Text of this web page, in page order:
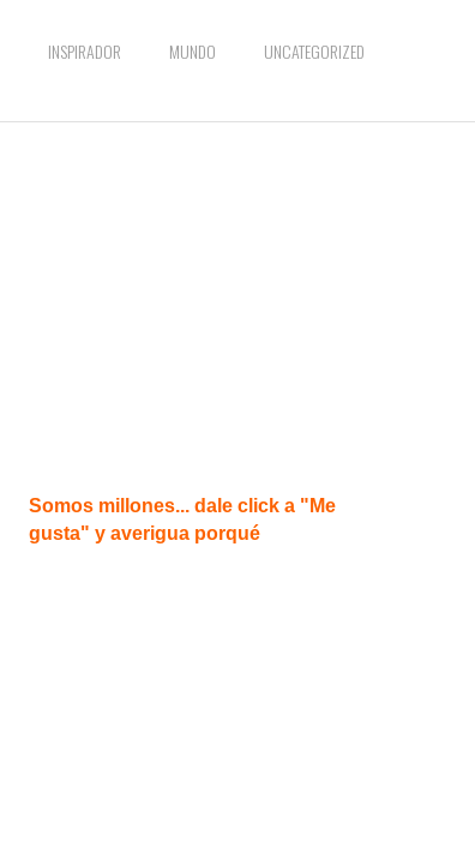
INSPIRADOR MUNDO UNCATEGORIZED
Somos millones... dale click a "Me
gusta" y averigua porqué